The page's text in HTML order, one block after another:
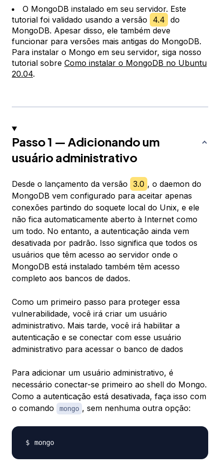
O MongoDB instalado em seu servidor. Este
tutorial foi validado usando a versão
4.4 do
MongoDB. Apesar disso, ele também deve
funcionar para versões mais antigas do MongoDB.
Para instalar o Mongo em seu servidor, siga nosso
tutorial sobre Como instalar o MongoDB no Ubuntu
20.04.
Passo 1 — Adicionando um
usuário administrativo
Desde o lançamento da versão 3.0 , o daemon do
MongoDB vem configurado para aceitar apenas
conexões partindo do soquete local do Unix, e ele
não fica automaticamente aberto à Internet como
um todo. No entanto, a autenticação ainda vem
desativada por padrão. Isso significa que todos os
usuários que têm acesso ao servidor onde o
MongoDB está instalado também têm acesso
completo aos bancos de dados.
Como um primeiro passo para proteger essa
vulnerabilidade, você irá criar um usuário
administrativo. Mais tarde, você irá habilitar a
autenticação e se conectar com esse usuário
administrativo para acessar o banco de dados
Para adicionar um usuário administrativo, é
necessário conectar-se primeiro ao shell do Mongo.
Como a autenticação está desativada, faça isso com
o comando
mongo , sem nenhuma outra opção: